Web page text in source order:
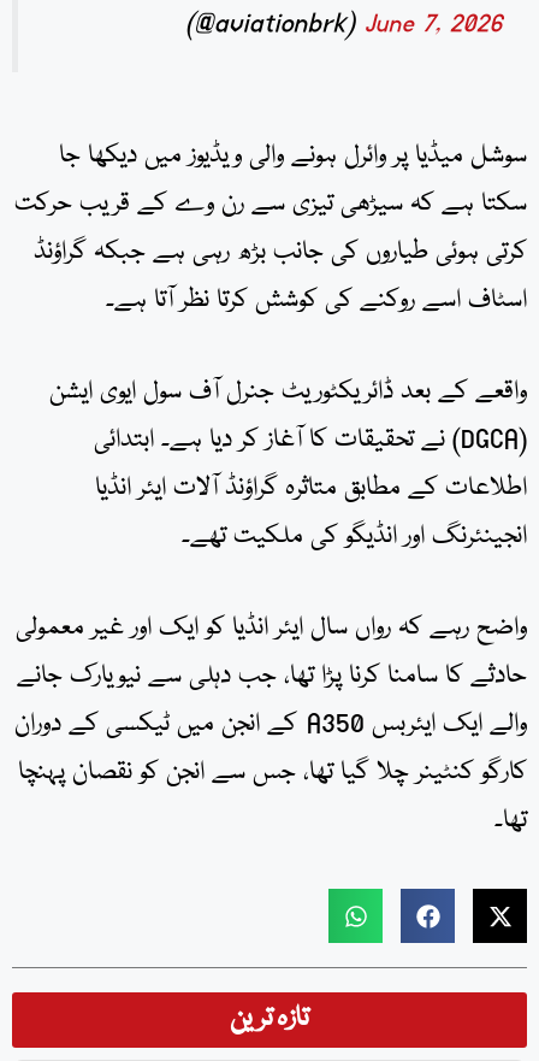
تازہ ترین
(@aviationbrk) June 7, 2026
سوشل میڈیا پر وائرل ہونے والی ویڈیوز میں دیکھا جا
سکتا ہے کہ سیڑھی تیزی سے رن وے کے قریب حرکت
کرتی ہوئی طیاروں کی جانب بڑھ رہی ہے جبکہ گراؤنڈ
اسٹاف اسے روکنے کی کوشش کرتا نظر آتا ہے۔
واقعے کے بعد ڈائریکٹوریٹ جنرل آف سول ایوی ایشن
(DGCA) نے تحقیقات کا آغاز کر دیا ہے۔ ابتدائی
اطلاعات کے مطابق متاثرہ گراؤنڈ آلات ایئر انڈیا
انجینئرنگ اور انڈیگو کی ملکیت تھے۔
واضح رہے کہ رواں سال ایئر انڈیا کو ایک اور غیر معمولی
حادثے کا سامنا کرنا پڑا تھا، جب دہلی سے نیویارک جانے
والے ایک ایئربس A350 کے انجن میں ٹیکسی کے دوران
کارگو کنٹینر چلا گیا تھا، جس سے انجن کو نقصان پہنچا
تھا۔